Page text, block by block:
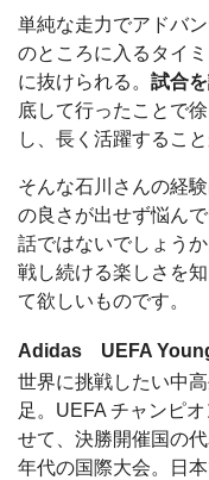
単純な走力でアドバ
のところに入るタイ
に抜けられる。 試合
底して行ったことで
し、長く活躍するこ
そんな石川さんの経
の良さが出せず悩ん
話ではないでしょう
戦し続ける楽しさを
て欲しいものです。
Adidas UEFA
世界に挑戦したい中
足。UEFA チャンピ
せて、決勝開催国の
年代の国際大会。日